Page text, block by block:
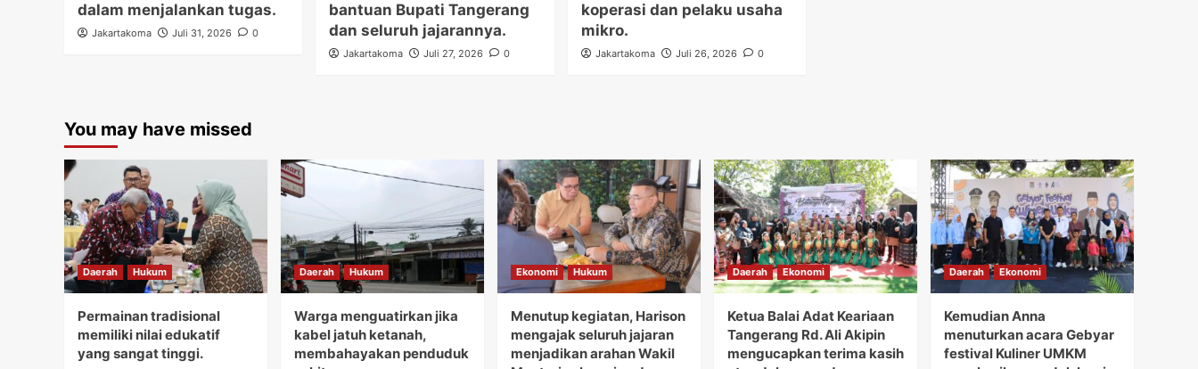
dalam menjalankan tugas.
Jakartakoma Juli 31, 2026 0
bantuan Bupati Tangerang
dan seluruh jajarannya.
Jakartakoma Juli 27, 2026 0
koperasi dan pelaku usaha
mikro.
Jakartakoma Juli 26, 2026 0
You may have missed
Daerah Hukum
Permainan tradisional
memiliki nilai edukatif
yang sangat tinggi.
Daerah Hukum
Warga menguatirkan jika
kabel jatuh ketanah,
membahayakan penduduk
Ekonomi Hukum
Menutup kegiatan, Harison
mengajak seluruh jajaran
menjadikan arahan Wakil
Daerah Ekonomi
Ketua Balai Adat Keariaan
Tangerang Rd. Ali Akipin
mengucapkan terima kasih
Daerah Ekonomi
Kemudian Anna
menuturkan acara Gebyar
festival Kuliner UMKM